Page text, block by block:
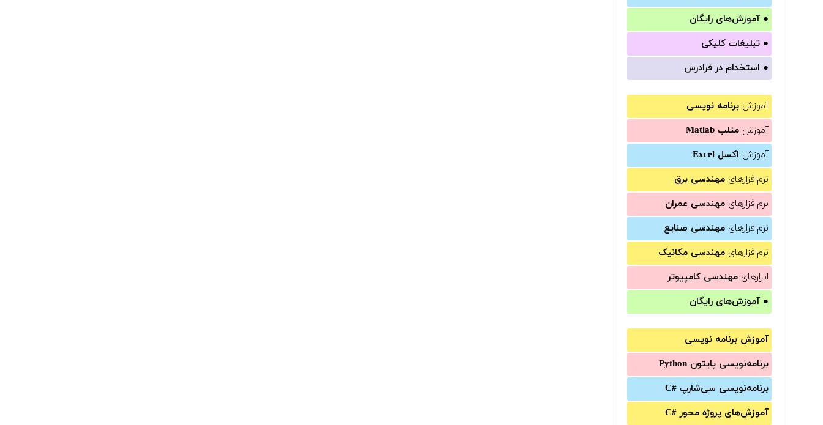
● آموزش‌های رایگان
● تبلیغات کلیکی
● استخدام در فرادرس
آموزش برنامه نویسی
آموزش متلب Matlab
آموزش اکسل Excel
نرم‌افزارهای مهندسی برق
نرم‌افزارهای مهندسی عمران
نرم‌افزارهای مهندسی صنایع
نرم‌افزارهای مهندسی مکانیک
ابزارهای مهندسی کامپیوتر
● آموزش‌های رایگان
آموزش برنامه نویسی
برنامه‌نویسی پایتون Python
برنامه‌‌نویسی سی‌شارپ C#‎
آموزش‌های پروژه محور #C